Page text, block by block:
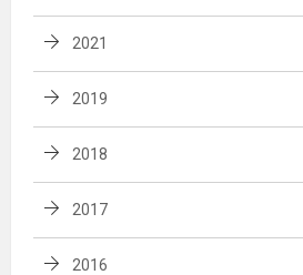
2021
2019
2018
2017
2016